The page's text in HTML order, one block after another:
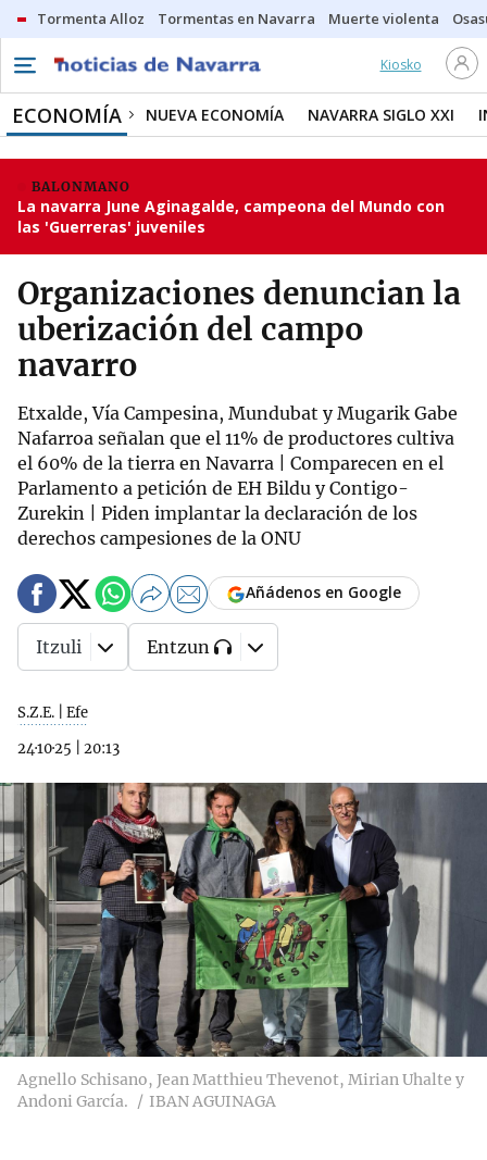
Tormenta Alloz Tormentas en Navarra Muerte violenta
Kiosko
ECONOMÍA NUEVA ECONOMÍA NAVARRA SIGLO XXI
BALONMANO
La navarra June Aginagalde, campeona del Mundo con
las 'Guerreras' juveniles
Organizaciones denuncian la
uberización del campo
navarro
Etxalde, Vía Campesina, Mundubat y Mugarik Gabe
Nafarroa señalan que el 11% de productores cultiva
el 60% de la tierra en Navarra | Comparecen en el
Parlamento a petición de EH Bildu y Contigo-
Zurekin | Piden implantar la declaración de los
derechos campesiones de la ONU
S.Z.E. | Efe
24·10·25
20:13
Añádenos en Google
Itzuli Entzun
Agnello Schisano, Jean Matthieu Thevenot, Mirian Uhalte y
Andoni García.
IBAN AGUINAGA